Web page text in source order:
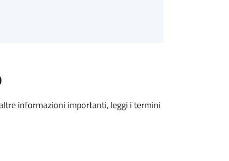
informazioni importanti, leggi i termini